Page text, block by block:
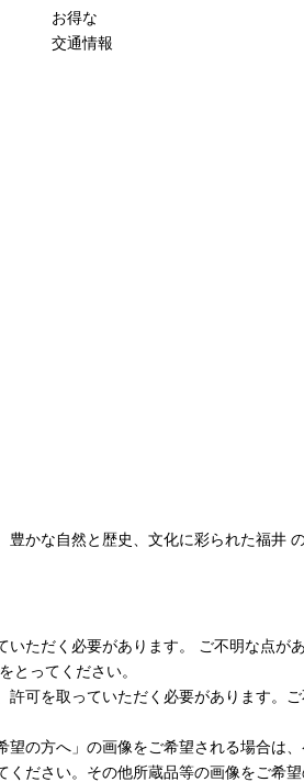
お得な
交通情報
かな自然と歴史、文化に彩られた福井
ただく必要があります。 ご不明な点
とってください。
可を取っていただく必要があります。
の方へ」の画像をご希望される場合は
ださい。その他所蔵品等の画像をご希